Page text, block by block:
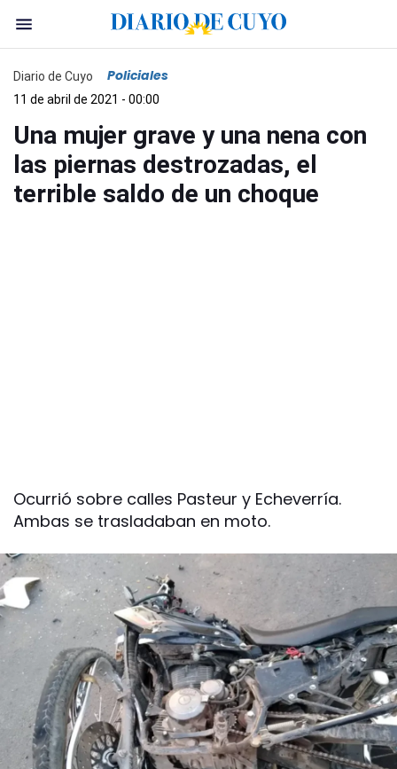
Diario de Cuyo Policiales
11 de abril de 2021 - 00:00
Una mujer grave y una nena con
las piernas destrozadas, el
terrible saldo de un choque
Ocurrió sobre calles Pasteur y Echeverría.
Ambas se trasladaban en moto.